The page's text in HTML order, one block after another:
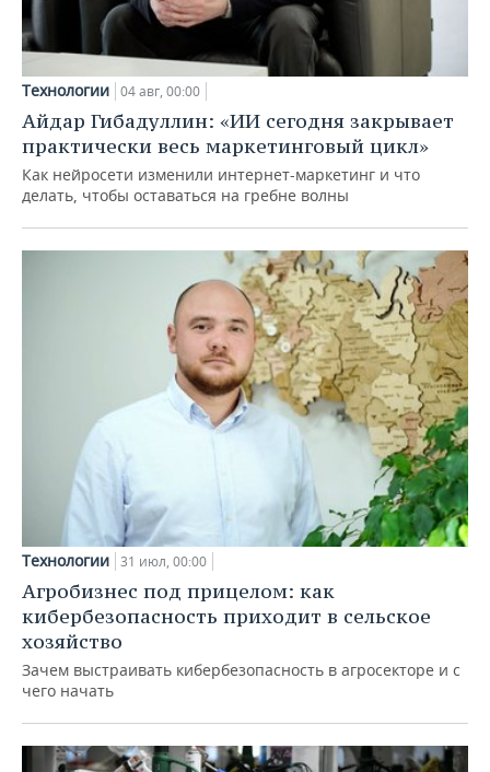
Технологии 04 авг, 00:00
Айдар Гибадуллин: «ИИ сегодня закрывает
практически весь маркетинговый цикл»
Как нейросети изменили интернет-маркетинг и что
делать, чтобы оставаться на гребне волны
Технологии 31 июл, 00:00
Агробизнес под прицелом: как
кибербезопасность приходит в сельское
хозяйство
Зачем выстраивать кибербезопасность в агросекторе и с
чего начать